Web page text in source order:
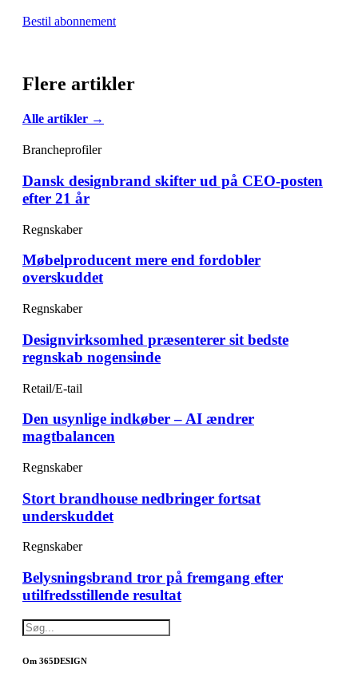
Bestil abonnement
Flere artikler
Alle artikler →
Brancheprofiler
Dansk designbrand skifter ud på CEO-posten
efter 21 år
Regnskaber
Møbelproducent mere end fordobler
overskuddet
Regnskaber
Designvirksomhed præsenterer sit bedste
regnskab nogensinde
Retail/E-tail
Den usynlige indkøber – AI ændrer
magtbalancen
Regnskaber
Stort brandhouse nedbringer fortsat
underskuddet
Regnskaber
Belysningsbrand tror på fremgang efter
utilfredsstillende resultat
Om 365DESIGN